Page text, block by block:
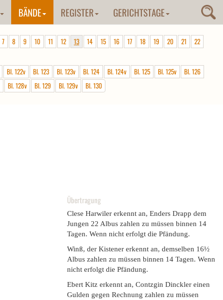
BÄNDE REGISTER GERICHTSTAGE
7 8 9 10 11 12 13 14 15 16 17 18 19 20 21
22
Bl. 122v Bl. 123 Bl. 123v Bl. 124 Bl. 124v Bl. 125 Bl. 125v
Bl. 126
Bl. 128v Bl. 129 Bl. 129v Bl. 130
Übertragung
Clese Harwiler erkennt an, Enders Drapp dem
Jungen 22 Albus zahlen zu müssen binnen 14
Tagen. Wenn nicht erfolgt die Pfändung.
Winß, der Kistener erkennt an, demselben 16½
Albus zahlen zu müssen binnen 14 Tagen. Wenn
nicht erfolgt die Pfändung.
Ebert Kitz erkennt an, Contzgin Dinckler einen
Gulden gegen Rechnung zahlen zu müssen